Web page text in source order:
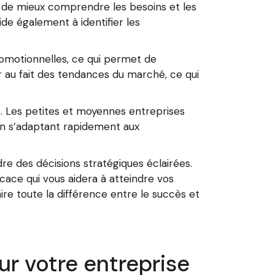
mieux comprendre les besoins et les
également à identifier les
ce qui permet de
fait des tendances du marché, ce qui
petites et moyennes entreprises
rapidement aux
des décisions stratégiques éclairées.
qui vous aidera à atteindre vos
toute la différence entre le succès et
votre entreprise